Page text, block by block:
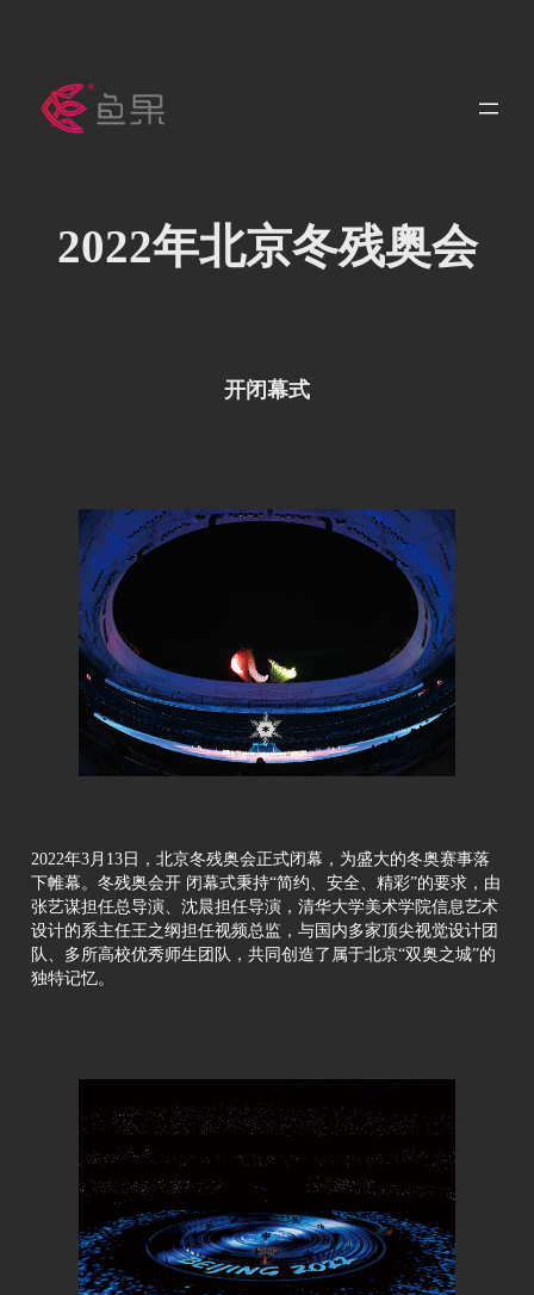
2022年北京冬残奥会
开闭幕式
2022年3月13日，北京冬残奥会正式闭幕，为盛大的冬奥赛事落
下帷幕。冬残奥会开 闭幕式秉持“简约、安全、精彩”的要求，由
张艺谋担任总导演、沈晨担任导演，清华大学美术学院信息艺术
设计的系主任王之纲担任视频总监，与国内多家顶尖视觉设计团
队、多所高校优秀师生团队，共同创造了属于北京“双奥之城”的
独特记忆。